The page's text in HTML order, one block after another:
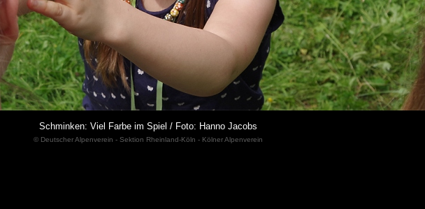
Schminken: Viel Farbe im Spiel / Foto: Hanno Jacobs
© Deutscher Alpenverein - Sektion Rheinland-Köln - Kölner Alpenverein